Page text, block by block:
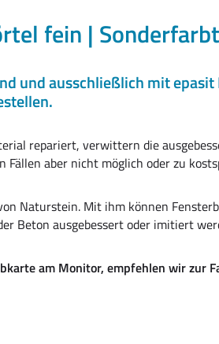
fein |
ausschließlich mit epasit
repariert, verwittern die
Fällen aber nicht möglich oder zu
Naturstein. Mit ihm können
Beton ausgebessert oder imitiert
am Monitor, empfehlen wir zur